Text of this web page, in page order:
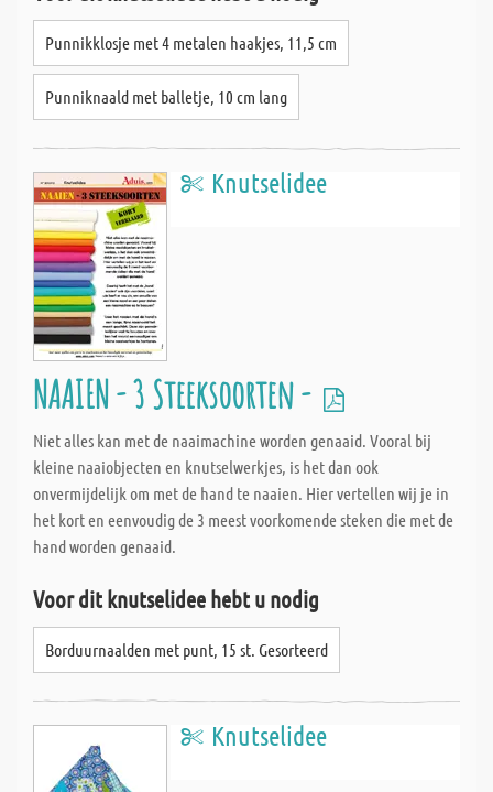
Punnikklosje met 4 metalen haakjes, 11,5 cm
Punniknaald met balletje, 10 cm lang
Knutselidee
NAAIEN - 3 Steeksoorten -
Niet alles kan met de naaimachine worden genaaid. Vooral bij
kleine naaiobjecten en knutselwerkjes, is het dan ook
onvermijdelijk om met de hand te naaien. Hier vertellen wij je in
het kort en eenvoudig de 3 meest voorkomende steken die met de
hand worden genaaid.
Voor dit knutselidee hebt u nodig
Borduurnaalden met punt, 15 st. Gesorteerd
Knutselidee